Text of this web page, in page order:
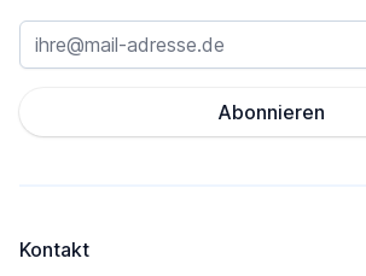
Abonnieren
Kontakt